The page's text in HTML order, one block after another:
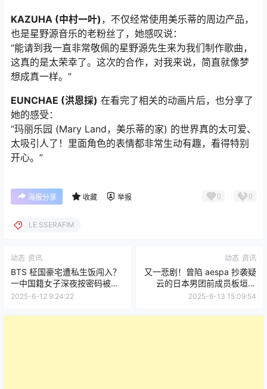
KAZUHA (中村一叶) ，不仅经常使用美乐蒂的周边产品，
也是星野源音乐的老粉丝了，她感叹说：
“能请到我一直非常敬佩的星野源先生来为我们制作歌曲，
这真的是太荣幸了。这次的合作，对我来说，简直就像梦
想成真一样。”
EUNCHAE (洪恩採) 在看完了相关的动画片后，也分享了
她的感受：
“玛丽乐园 (Mary Land，美乐蒂的家) 的世界真的太可爱、
太吸引人了！里面角色的表情都非常生动有趣，看得特别
开心。”
海报分享 收藏 举报 0 0
LE SSERAFIM
动态 资讯
BTS 柾国豪宅遭私生饭闯入？
一中国籍女子深夜按密码被
捕！
2025-6-12 9:24:22
动态 资讯
又一悲剧！曾陷 aespa 抄袭疑
云的日本男团前成员板垣瑞
生，失踪后遗体被寻获
2025-6-13 15:09:54